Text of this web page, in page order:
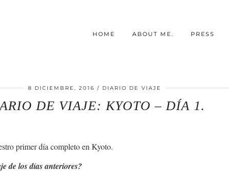
HOME ABOUT ME. PRESS
8 DICIEMBRE, 2016 DIARIO DE VIAJE
DE VIAJE: KYOTO – DÍA 1.
primer día completo en Kyoto.
de los días anteriores?